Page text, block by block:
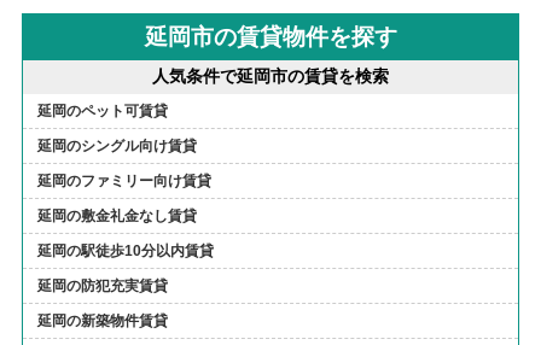
延岡市の賃貸物件を探す
人気条件で延岡市の賃貸を検索
延岡のペット可賃貸
延岡のシングル向け賃貸
延岡のファミリー向け賃貸
延岡の敷金礼金なし賃貸
延岡の駅徒歩10分以内賃貸
延岡の防犯充実賃貸
延岡の新築物件賃貸